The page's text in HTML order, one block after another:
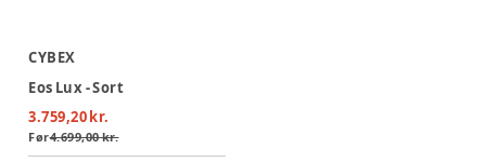
CYBEX
Eos Lux - Sort
3.759,20 kr.
Før4.699,00 kr.